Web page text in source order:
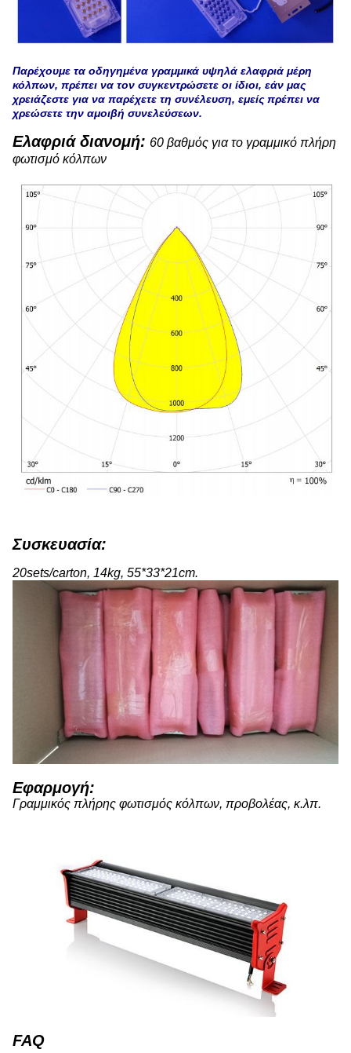
Παρέχουμε τα οδηγημένα γραμμικά υψηλά ελαφριά μέρη
κόλπων, πρέπει να τον συγκεντρώσετε οι ίδιοι, εάν μας
χρειάζεστε για να παρέχετε τη συνέλευση, εμείς πρέπει να
χρεώσετε την αμοιβή συνελεύσεων.
Ελαφριά διανομή: 60 βαθμός για το γραμμικό πλήρη
φωτισμό κόλπων
Συσκευασία:
20sets/carton, 14kg, 55*33*21cm.
Εφαρμογή:
Γραμμικός πλήρης φωτισμός κόλπων, προβολέας, κ.λπ.
FAQ